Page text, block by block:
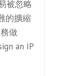
被忽略
的擴縮
做
an IP